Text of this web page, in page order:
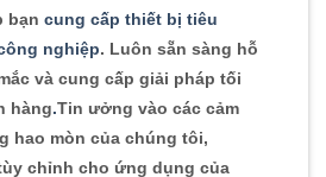
bạn cung cấp thiết bị tiêu
nghiệp. Luôn sẵn sàng hỗ
và cung cấp giải pháp tối
hàng.Tin ưởng vào các cảm
hao mòn của chúng tôi,
chỉnh cho ứng dụng của